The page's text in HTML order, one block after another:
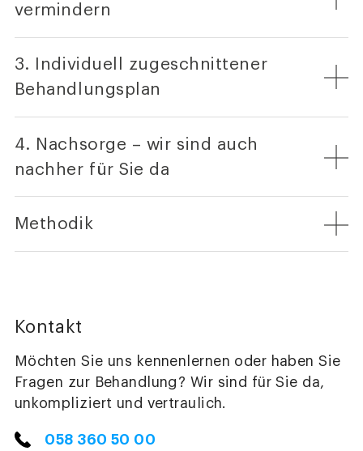
vermindern
3. Individuell zugeschnittener
Behandlungsplan
4. Nachsorge – wir sind auch
nachher für Sie da
Methodik
Kontakt
Möchten Sie uns kennenlernen oder haben Sie
Fragen zur Behandlung? Wir sind für Sie da,
unkompliziert und vertraulich.
058 360 50 00